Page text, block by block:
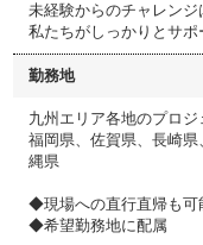
未経験からのチャレンジ
私たちがしっかりとサポ
勤務地
九州エリア各地のプロジ
福岡県、佐賀県、長崎
縄県
◆現場への直行直帰も可
◆希望勤務地に配属